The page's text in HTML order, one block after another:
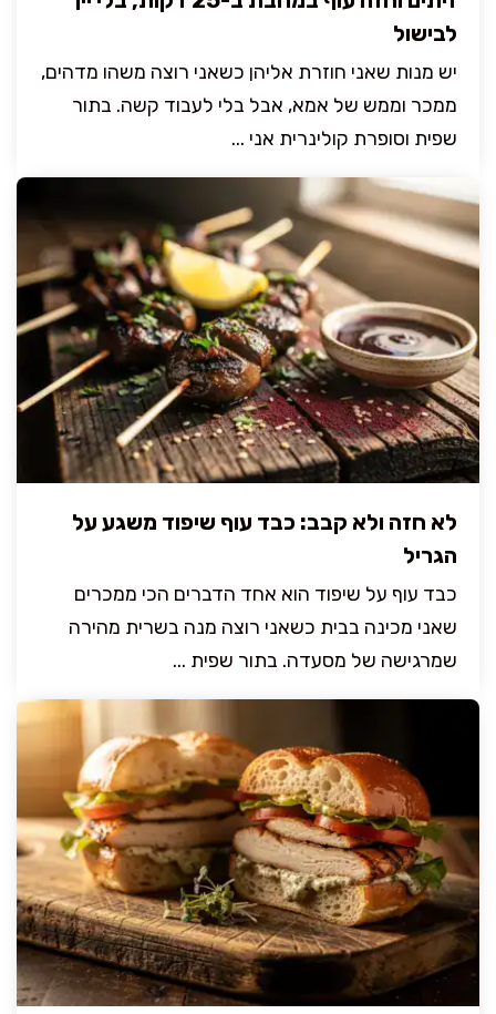
לבישול
יש מנות שאני חוזרת אליהן כשאני רוצה משהו מדהים,
ממכר וממש של אמא, אבל בלי לעבוד קשה. בתור
שפית וסופרת קולינרית אני ...
לא חזה ולא קבב: כבד עוף שיפוד משגע על
הגריל
כבד עוף על שיפוד הוא אחד הדברים הכי ממכרים
שאני מכינה בבית כשאני רוצה מנה בשרית מהירה
שמרגישה של מסעדה. בתור שפית ...